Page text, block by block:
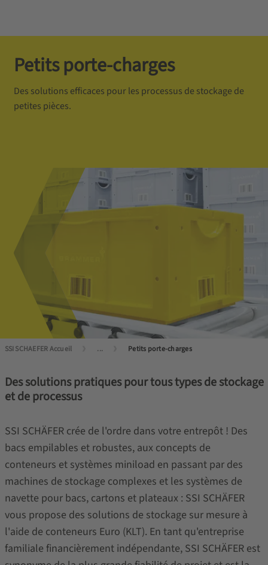
Petits porte-charges
Des solutions efficaces pour les processus de stockage de
petites pièces.
SSI SCHAEFER Accueil ... Petits porte-charges
Des solutions pratiques pour tous types de stockage
et de processus
SSI SCHÄFER crée de l'ordre dans votre entrepôt ! Des
bacs empilables et robustes, aux concepts de
conteneurs et systèmes miniload en passant par des
machines de stockage complexes et les systèmes de
navette pour bacs, cartons et plateaux : SSI SCHÄFER
vous propose des solutions de stockage sur mesure à
l'aide de conteneurs Euro (KLT). En tant qu'entreprise
familiale financièrement indépendante, SSI SCHÄFER est